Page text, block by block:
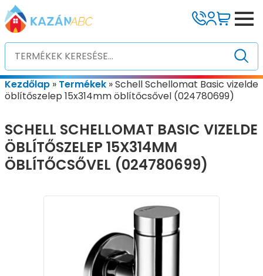
Kezdőlap » Termékek »Schell Schellomat Basic vizelde
öblítőszelep 15x314mm öblítőcsővel (024780699)
SCHELL SCHELLOMAT BASIC VIZELDE
ÖBLÍTŐSZELEP 15X314MM
ÖBLÍTŐCSŐVEL (024780699)